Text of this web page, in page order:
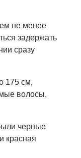
не менее
задержать
сразу
175 см,
волосы,
черные
красная